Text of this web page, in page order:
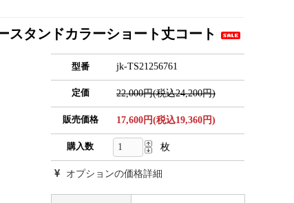
スタンドカラーショート丈コート
型番 jk-TS21256761
定価 22,000円(税込24,200円)
販売価格 17,600円(税込19,360円)
購入数 枚
オプションの価格詳細